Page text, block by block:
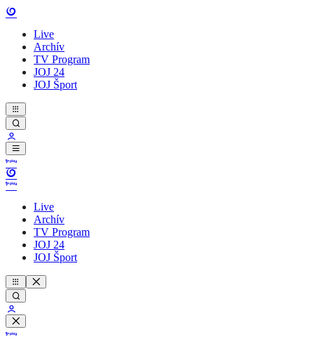
Live
Archív
TV Program
JOJ 24
JOJ Šport
Live
Archív
TV Program
JOJ 24
JOJ Šport